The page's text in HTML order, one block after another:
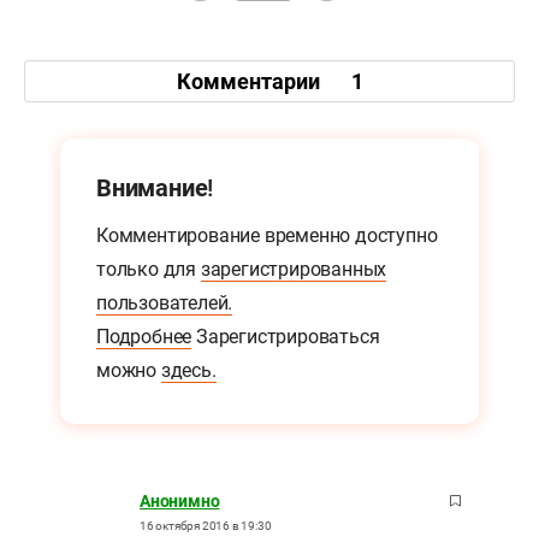
Комментарии 1
Внимание!
Комментирование временно доступно
только для зарегистрированных
пользователей.
Подробнее Зарегистрироваться
можно здесь.
Анонимно
16 октября 2016 в 19:30